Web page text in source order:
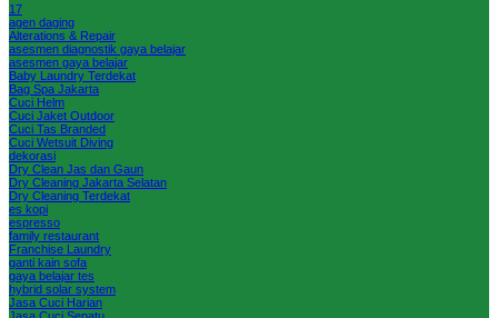
17
agen daging
Alterations & Repair
asesmen diagnostik gaya belajar
asesmen gaya belajar
Baby Laundry Terdekat
Bag Spa Jakarta
Cuci Helm
Cuci Jaket Outdoor
Cuci Tas Branded
Cuci Wetsuit Diving
dekorasi
Dry Clean Jas dan Gaun
Dry Cleaning Jakarta Selatan
Dry Cleaning Terdekat
es kopi
espresso
family restaurant
Franchise Laundry
ganti kain sofa
gaya belajar tes
hybrid solar system
Jasa Cuci Harian